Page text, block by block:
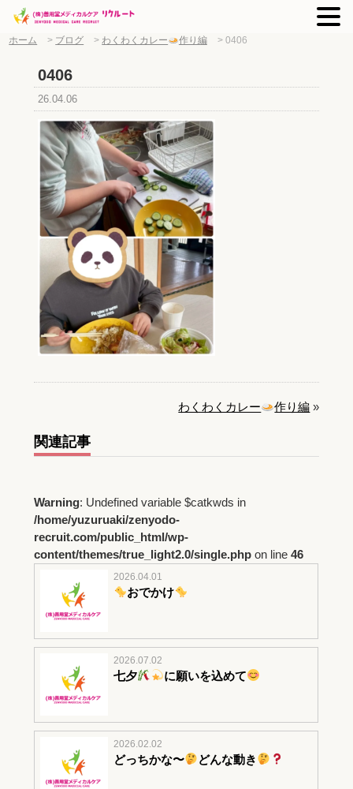
ホーム > ブログ >わくわくカレー 作り編 > 0406
0406
26.04.06
わくわくカレー 作り編 »
関連記事
Warning: Undefined variable $catkwds in
/home/yuzuruaki/zenyodo-
recruit.com/public_html/wp-
content/themes/true_light2.0/single.phpon line 46
2026.04.01
おでかけ
2026.07.02
七夕 に願いを込めて
2026.02.02
どっちかな〜 どんな動き